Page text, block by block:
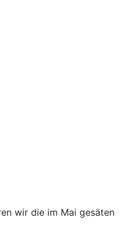
wir die im Mai gesäten